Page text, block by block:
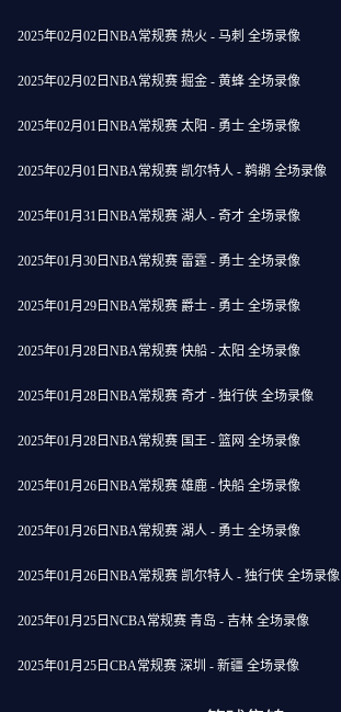
2025年02月02日NBA常规赛 热火 - 马刺 全场录像
2025年02月02日NBA常规赛 掘金 - 黄蜂 全场录像
2025年02月01日NBA常规赛 太阳 - 勇士 全场录像
2025年02月01日NBA常规赛 凯尔特人 - 鹈鹕 全场录像
2025年01月31日NBA常规赛 湖人 - 奇才 全场录像
2025年01月30日NBA常规赛 雷霆 - 勇士 全场录像
2025年01月29日NBA常规赛 爵士 - 勇士 全场录像
2025年01月28日NBA常规赛 快船 - 太阳 全场录像
2025年01月28日NBA常规赛 奇才 - 独行侠 全场录像
2025年01月28日NBA常规赛 国王 - 篮网 全场录像
2025年01月26日NBA常规赛 雄鹿 - 快船 全场录像
2025年01月26日NBA常规赛 湖人 - 勇士 全场录像
2025年01月26日NBA常规赛 凯尔特人 - 独行侠 全场录像
2025年01月25日NCBA常规赛 青岛 - 吉林 全场录像
2025年01月25日CBA常规赛 深圳 - 新疆 全场录像